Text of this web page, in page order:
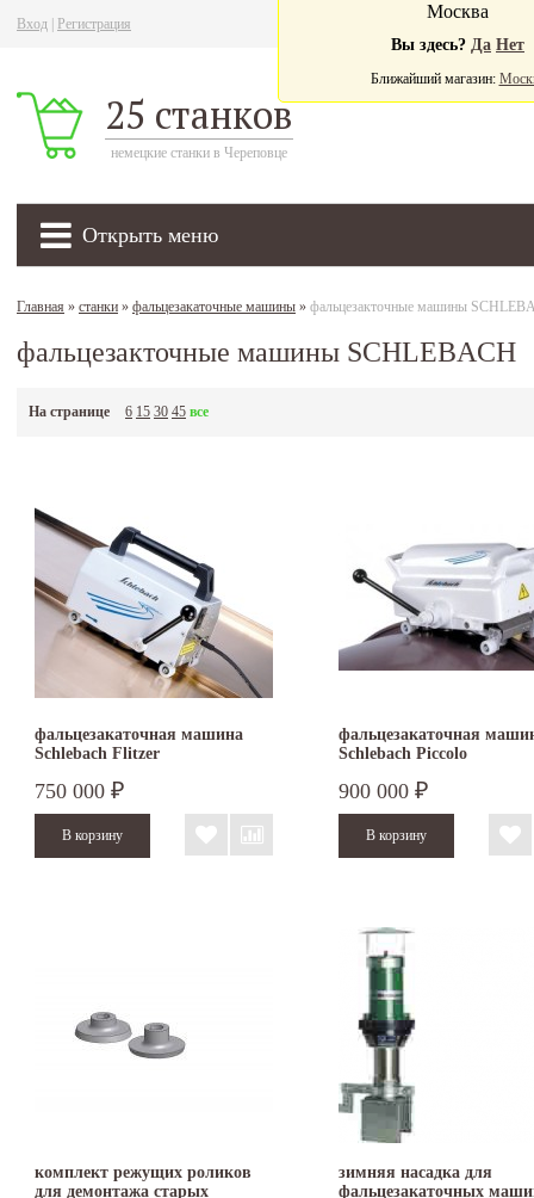
Вход Регистрация
25 станков
немецкие станки в Череповце
Открыть меню
Москва
Вы здесь? Да Нет
Ближайший магазин:
Главная » станки » фальцезакаточные машины » фальцезакточные машины
фальцезакточные машины SCHLEBACH
На странице 6 15 30 45 все
фальцезакаточная машина
Schlebach Flitzer
750 000 ₽
фальцезакаточная
Schlebach Piccolo
900 000 ₽
комплект режущих роликов
для демонтажа старых
зимняя насадка для
фальцезакаточных